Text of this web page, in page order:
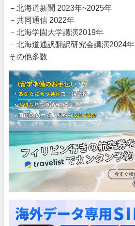
－北海道新聞 2023年~2025年
－共同通信 2022年
－北海学園大学講演2019年
－北海道通訳翻訳研究会講演2024年
その他多数